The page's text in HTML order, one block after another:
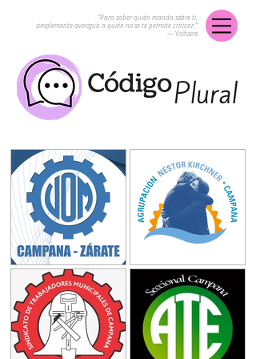
“Para saber quién manda sobre ti,
simplemente averigua a quién no se te permite criticar.”
― Voltaire